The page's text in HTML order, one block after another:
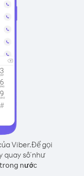
Viber.Để gọi
quay số như
nước